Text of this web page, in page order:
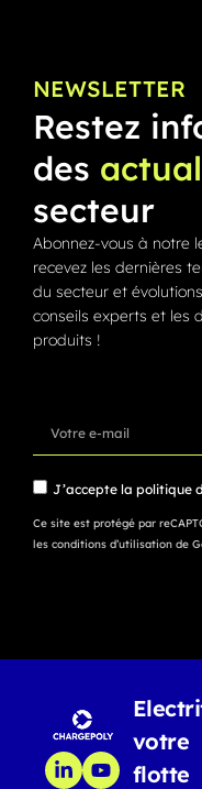
NEWSLETTER
Restez
des
secteur
Abonnez-vous à notre
recevez les dernières
du secteur et
conseils experts et les
produits !
J’accepte la politique
Ce site est protégé par
les conditions d’utilisation de
votre
flotte